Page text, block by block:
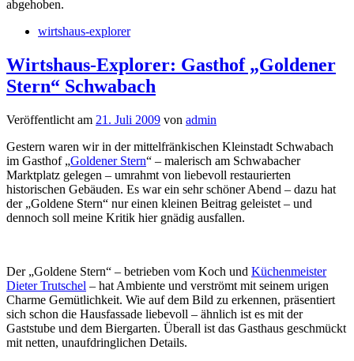
abgehoben.
wirtshaus-explorer
Wirtshaus-Explorer: Gasthof „Goldener
Stern“ Schwabach
Veröffentlicht am 21. Juli 2009 von admin
Gestern waren wir in der mittelfränkischen Kleinstadt Schwabach
im Gasthof „Goldener Stern“ – malerisch am Schwabacher
Marktplatz gelegen – umrahmt von liebevoll restaurierten
historischen Gebäuden. Es war ein sehr schöner Abend – dazu hat
der „Goldene Stern“ nur einen kleinen Beitrag geleistet – und
dennoch soll meine Kritik hier gnädig ausfallen.
Der „Goldene Stern“ – betrieben vom Koch und Küchenmeister
Dieter Trutschel – hat Ambiente und verströmt mit seinem urigen
Charme Gemütlichkeit. Wie auf dem Bild zu erkennen, präsentiert
sich schon die Hausfassade liebevoll – ähnlich ist es mit der
Gaststube und dem Biergarten. Überall ist das Gasthaus geschmückt
mit netten, unaufdringlichen Details.